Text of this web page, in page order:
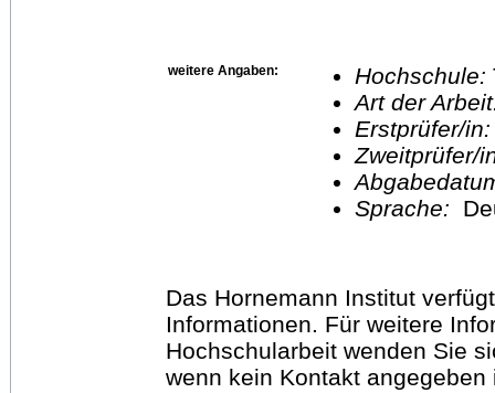
weitere Angaben: Hochschule:
Art der
Erstprüfer/
Sprache:
Das Hornemann Institut
Informationen. Für weitere
Hochschularbeit wenden Sie
wenn kein Kontakt